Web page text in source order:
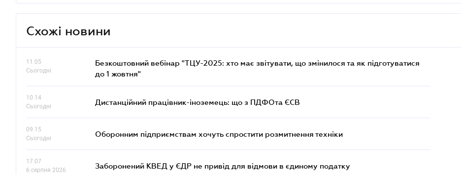
Схожі новини
11.05
Сьогодні
Безкоштовний вебінар "ТЦУ-2025: хто має звітувати, що змінилося та як підготуватися
до 1 жовтня"
10.14
Сьогодні
Дистанційний працівник-іноземець: що з ПДФОта ЄСВ
09.15
Сьогодні
Оборонним підприємствам хочуть спростити розмитнення техніки
17.07
6 серпня 2026
Заборонений КВЕД у ЄДР не привід для відмови в єдиному податку